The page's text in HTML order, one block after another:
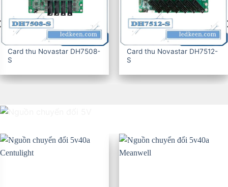
Card thu Novastar DH7516-
CARD THU KYSTAR G607